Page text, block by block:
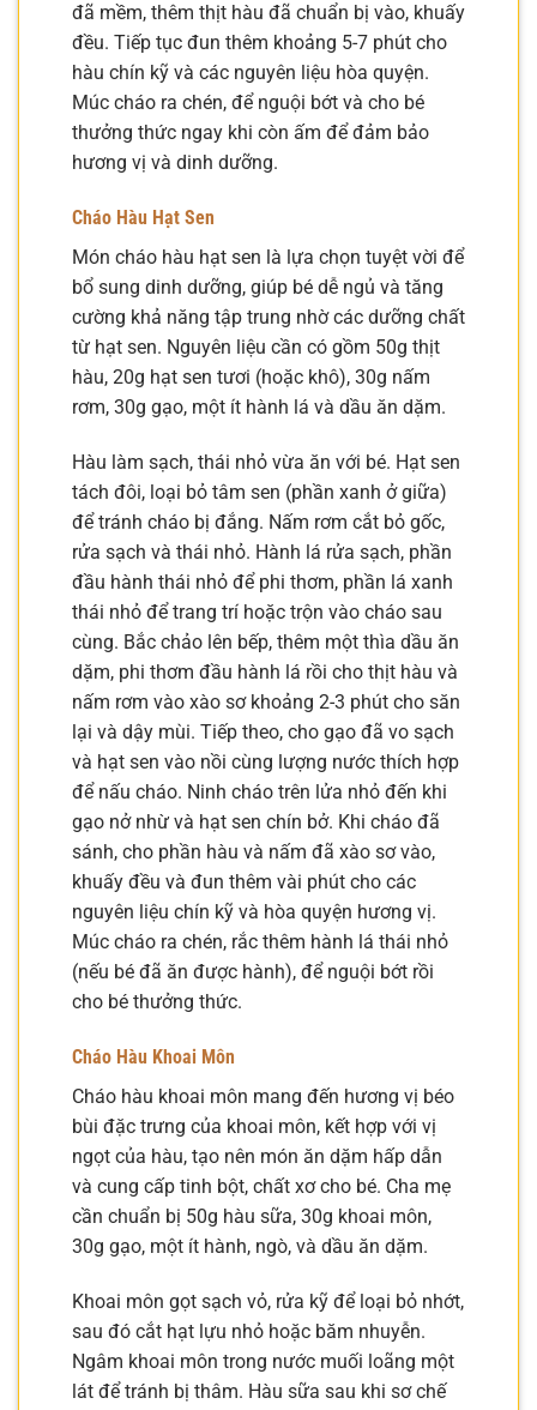
đã mềm, thêm thịt hàu đã chuẩn bị vào, khuấy
đều. Tiếp tục đun thêm khoảng 5-7 phút cho
hàu chín kỹ và các nguyên liệu hòa quyện.
Múc cháo ra chén, để nguội bớt và cho bé
thưởng thức ngay khi còn ấm để đảm bảo
hương vị và dinh dưỡng.
Cháo Hàu Hạt Sen
Món cháo hàu hạt sen là lựa chọn tuyệt vời để
bổ sung dinh dưỡng, giúp bé dễ ngủ và tăng
cường khả năng tập trung nhờ các dưỡng chất
từ hạt sen. Nguyên liệu cần có gồm 50g thịt
hàu, 20g hạt sen tươi (hoặc khô), 30g nấm
rơm, 30g gạo, một ít hành lá và dầu ăn dặm.
Hàu làm sạch, thái nhỏ vừa ăn với bé. Hạt sen
tách đôi, loại bỏ tâm sen (phần xanh ở giữa)
để tránh cháo bị đắng. Nấm rơm cắt bỏ gốc,
rửa sạch và thái nhỏ. Hành lá rửa sạch, phần
đầu hành thái nhỏ để phi thơm, phần lá xanh
thái nhỏ để trang trí hoặc trộn vào cháo sau
cùng. Bắc chảo lên bếp, thêm một thìa dầu ăn
dặm, phi thơm đầu hành lá rồi cho thịt hàu và
nấm rơm vào xào sơ khoảng 2-3 phút cho săn
lại và dậy mùi. Tiếp theo, cho gạo đã vo sạch
và hạt sen vào nồi cùng lượng nước thích hợp
để nấu cháo. Ninh cháo trên lửa nhỏ đến khi
gạo nở nhừ và hạt sen chín bở. Khi cháo đã
sánh, cho phần hàu và nấm đã xào sơ vào,
khuấy đều và đun thêm vài phút cho các
nguyên liệu chín kỹ và hòa quyện hương vị.
Múc cháo ra chén, rắc thêm hành lá thái nhỏ
(nếu bé đã ăn được hành), để nguội bớt rồi
cho bé thưởng thức.
Cháo Hàu Khoai Môn
Cháo hàu khoai môn mang đến hương vị béo
bùi đặc trưng của khoai môn, kết hợp với vị
ngọt của hàu, tạo nên món ăn dặm hấp dẫn
và cung cấp tinh bột, chất xơ cho bé. Cha mẹ
cần chuẩn bị 50g hàu sữa, 30g khoai môn,
30g gạo, một ít hành, ngò, và dầu ăn dặm.
Khoai môn gọt sạch vỏ, rửa kỹ để loại bỏ nhớt,
sau đó cắt hạt lựu nhỏ hoặc băm nhuyễn.
Ngâm khoai môn trong nước muối loãng một
lát để tránh bị thâm. Hàu sữa sau khi sơ chế